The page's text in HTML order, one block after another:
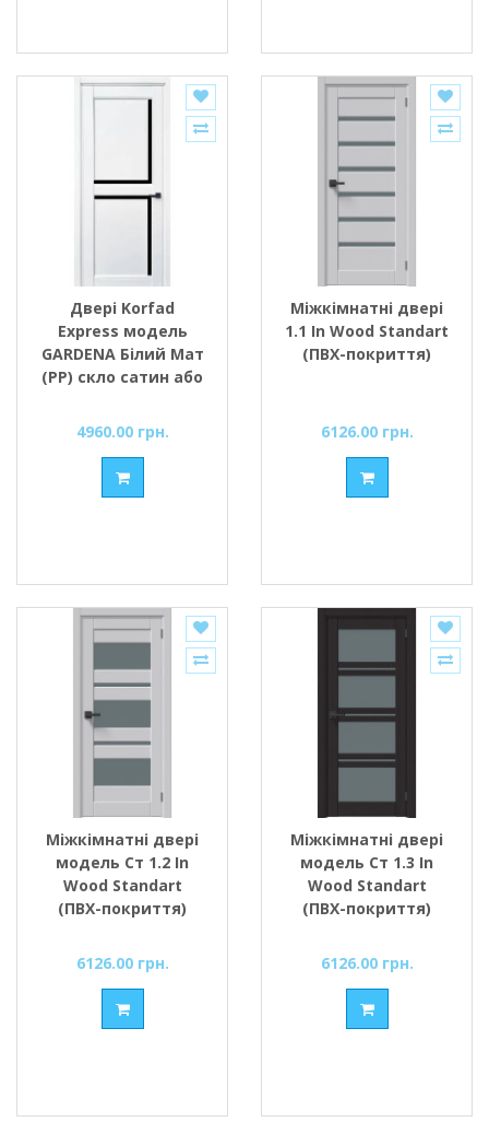
Двері Korfad
Express модель
GARDENA Білий Мат
(РР) скло сатин або
4960.00 грн.
Міжкімнатні двері
1.1 In Wood Standart
(ПВХ-покриття)
6126.00 грн.
Міжкімнатні двері
модель Ст 1.2 In
Wood Standart
(ПВХ-покриття)
6126.00 грн.
Міжкімнатні двері
модель Ст 1.3 In
Wood Standart
(ПВХ-покриття)
6126.00 грн.